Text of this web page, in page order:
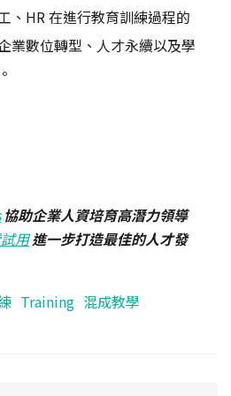
、HR 在進行教育訓練過程的
業數位轉型、人才永續以及學
協助企業人資培育高潛力領導
用 進一步打造最佳的人才發
Training 混成教學